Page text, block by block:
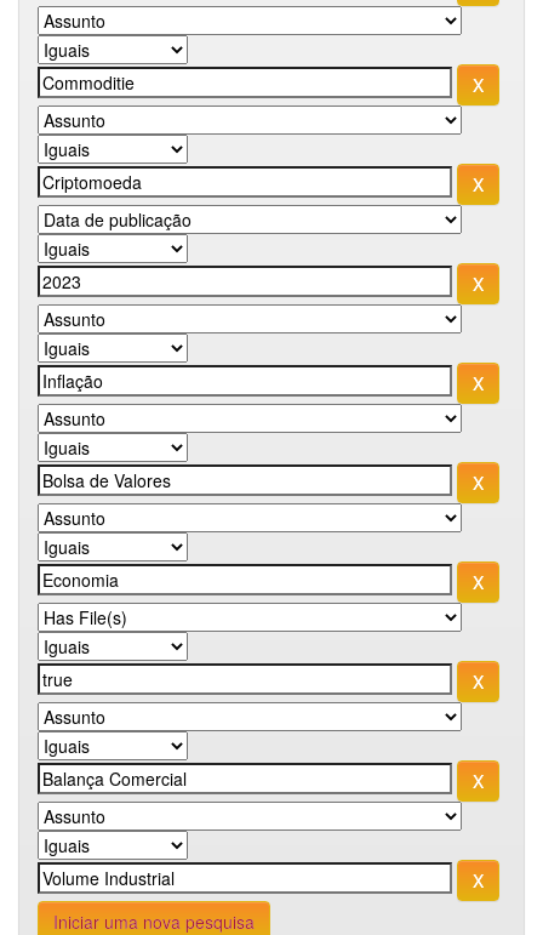
Iniciar uma nova pesquisa